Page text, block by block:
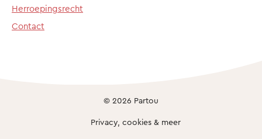
Herroepingsrecht
Contact
© 2026 Partou
Privacy, cookies & meer